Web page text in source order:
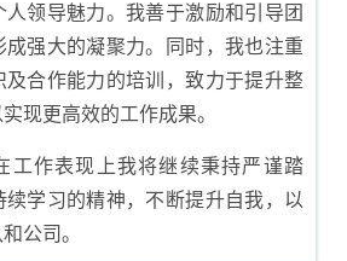
领导魅力。我善于激励和引导团
成强大的凝聚力。同时，我也注重
及合作能力的培训，致力于提升整
现更高效的工作成果。
工作表现上我将继续秉持严谨踏
续学习的精神，不断提升自我，以
公司。